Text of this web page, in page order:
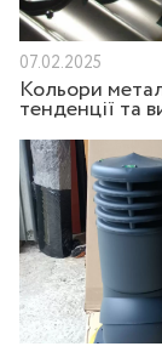
07.02.2025
Кольори
тенденції та